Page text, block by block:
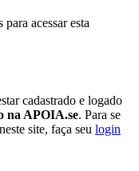
acessar esta
cadastrado e logado
na APOIA.se. Para se
site, faça seu login